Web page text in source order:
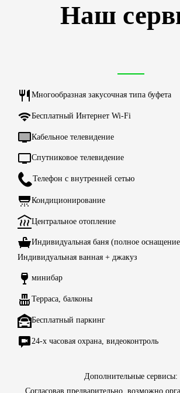
Наш
Многообразная закусочная типа буфета
Бесплатный Интернет Wi-Fi
Кабельное телевидение
Спутниковое телевидение
Телефон с внутренней сетью
Кондиционирование
Центральное отопление
Индивидуальная баня (полное
Индивидуальная ванная + джакуз
минибар
Терраса, балконы
Бесплатный паркинг
24-х часовая охрана, видеоконтроль
Дополнительные сервисы:
Согласовав предварительно, возможно